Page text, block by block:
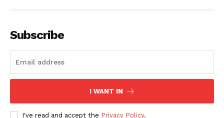
Subscribe
I WANT IN
I've read and accept the Privacy Policy.